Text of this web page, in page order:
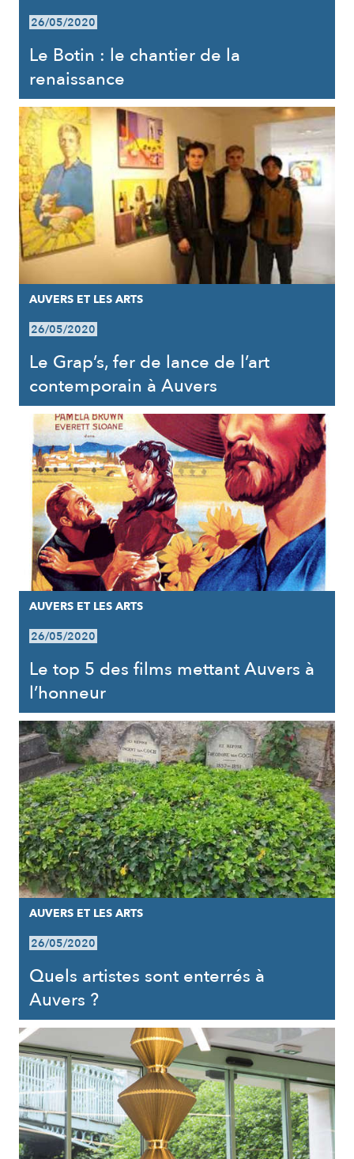
26/05/2020
Le Botin : le chantier de la
renaissance
AUVERS ET LES ARTS
26/05/2020
Le Grap’s, fer de lance de l’art
contemporain à Auvers
AUVERS ET LES ARTS
26/05/2020
Le top 5 des films mettant Auvers à
l’honneur
AUVERS ET LES ARTS
26/05/2020
Quels artistes sont enterrés à
Auvers ?